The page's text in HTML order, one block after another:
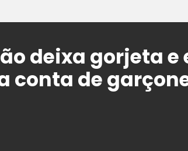
deixa gorjeta e
conta de